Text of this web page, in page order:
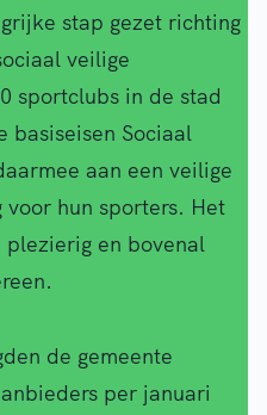
stap gezet richting
veilige
sportclubs in de stad
basiseisen Sociaal
aan een veilige
voor hun sporters. Het
en bovenal
de gemeente
per januari